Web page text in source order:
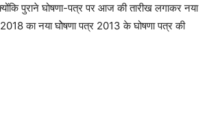
पुराने घोषणा-पत्र पर आज की तारीख लगाकर नया
का नया घोेषणा पत्र 2013 के घोषणा पत्र की